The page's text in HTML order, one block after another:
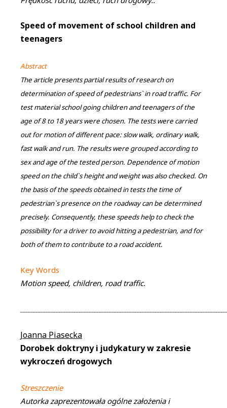
Speed of movement of school children and
teenagers
Abstract
The article presents partial results of research on
determination of speed of pedestrians` in road traffic. For
test material school going children and teenagers of the
age of 8 to 18 years were chosen. The tests were carried
out for motion of different pace: slow walk, ordinary walk,
fast walk and run. The results were grouped according to
sex and age of the tested person. Dependence of motion
speed on the child`s height and weight was also checked. On
the basis of the speeds obtained in tests the time of
pedestrian`s presence on the roadway can be determined
precisely. Consequently, these speeds help to check the
possibility for a driver to avoid hitting a pedestrian, and for
both of them to contribute to a road accident.
Key Words
Motion speed, children, road traffic.
Joanna Piasecka
Dorobek doktryny i judykatury w zakresie
wykroczeń drogowych
Streszczenie
Autorka zaprezentowała ogólne założenia i